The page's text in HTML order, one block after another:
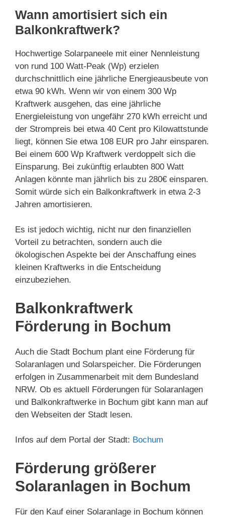
Wann amortisiert sich ein
Balkonkraftwerk?
Hochwertige Solarpaneele mit einer Nennleistung
von rund 100 Watt-Peak (Wp) erzielen
durchschnittlich eine jährliche Energieausbeute von
etwa 90 kWh. Wenn wir von einem 300 Wp
Kraftwerk ausgehen, das eine jährliche
Energieleistung von ungefähr 270 kWh erreicht und
der Strompreis bei etwa 40 Cent pro Kilowattstunde
liegt, können Sie etwa 108 EUR pro Jahr einsparen.
Bei einem 600 Wp Kraftwerk verdoppelt sich die
Einsparung. Bei zukünftig erlaubten 800 Watt
Anlagen könnte man jährlich bis zu 280€ einsparen.
Somit würde sich ein Balkonkraftwerk in etwa 2-3
Jahren amortisieren.
Es ist jedoch wichtig, nicht nur den finanziellen
Vorteil zu betrachten, sondern auch die
ökologischen Aspekte bei der Anschaffung eines
kleinen Kraftwerks in die Entscheidung
einzubeziehen.
Balkonkraftwerk
Förderung in Bochum
Auch die Stadt Bochum plant eine Förderung für
Solaranlagen und Solarspeicher. Die Förderungen
erfolgen in Zusammenarbeit mit dem Bundesland
NRW. Ob es aktuell Förderungen für Solaranlagen
und Balkonkraftwerke in Bochum gibt kann man auf
den Webseiten der Stadt lesen.
Infos auf dem Portal der Stadt: Bochum
Förderung größerer
Solaranlagen in Bochum
Für den Kauf einer Solaranlage in Bochum können